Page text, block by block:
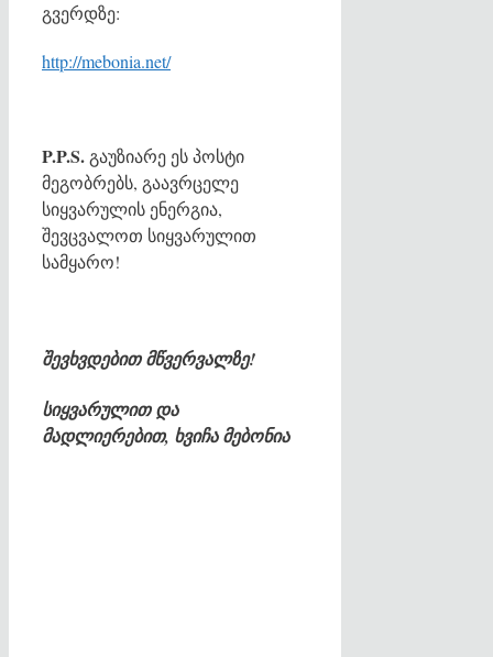
გვერდზე:
http://mebonia.net/
P.P.S. გაუზიარე ეს პოსტი
მეგობრებს, გაავრცელე
სიყვარულის ენერგია,
შევცვალოთ სიყვარულით
სამყარო!
შევხვდებით მწვერვალზე!
სიყვარულით და
მადლიერებით, ხვიჩა მებონია